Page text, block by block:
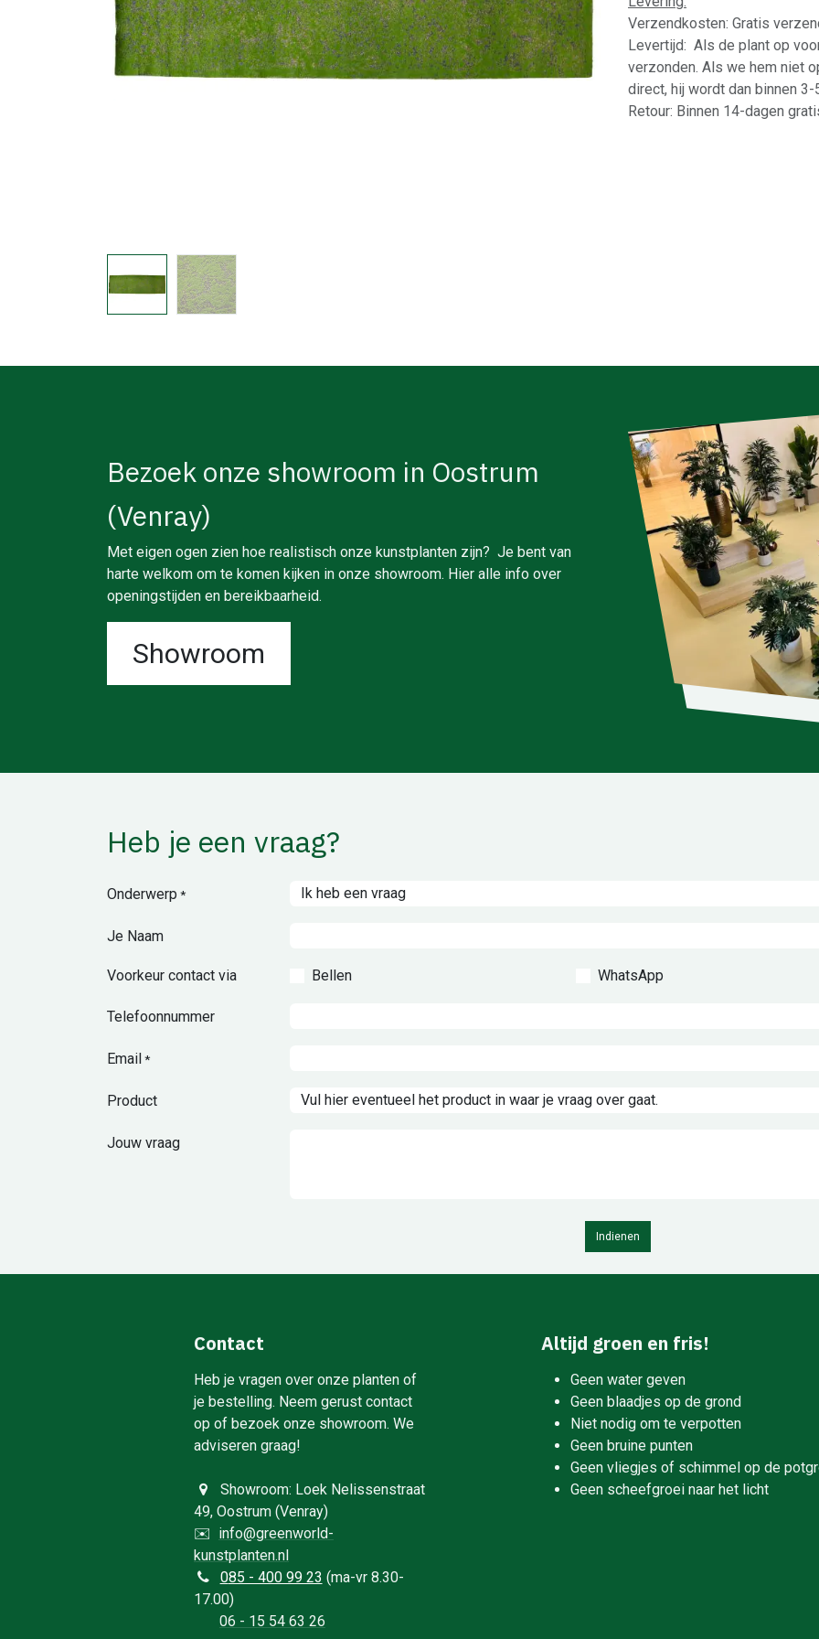
Verzendkosten: Gratis
Levertijd: Als de plant op
verzonden. Als we hem niet
direct, hij wordt dan binnen
Retour: Binnen 14-dagen
Bezoek onze showroom in Oostrum
(Venray)
Met eigen ogen zien hoe realistisch onze kunstplanten zijn? Je bent van
harte welkom om te komen kijken in onze showroom. Hier alle info over
openingstijden en bereikbaarheid.
Showroom
Heb je een vraag?
Onderwerp *
Je Naam
Voorkeur contact via Bellen WhatsApp
Telefoonnummer
Email*
Product
Jouw vraag
Indienen
Contact
Heb je vragen over onze planten of
je bestelling. Neem gerust contact
op of bezoek onze showroom. We
adviseren graag!
Showroom: Loek Nelissenstraat
49, Oostrum (Venray)
✉️ info@greenworld-
kunstplanten.nl
085 - 400 99 23 (ma-vr 8.30-
17.00)
06 - 15 54 63 26
Altijd groen en fris!
Geen water geven
Geen blaadjes op de grond
Niet nodig om te verpotten
Geen bruine punten
Geen vliegjes of schimmel op de
Geen scheefgroei naar het licht